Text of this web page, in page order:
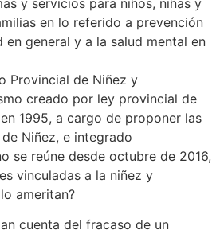
en lo referido a prevención
en general y a la salud mental en
Provincial de Niñez y
creado por ley provincial de
1995, a cargo de proponer las
Niñez, e integrado
se reúne desde octubre de 2016,
vinculadas a la niñez y
ameritan?
cuenta del fracaso de un